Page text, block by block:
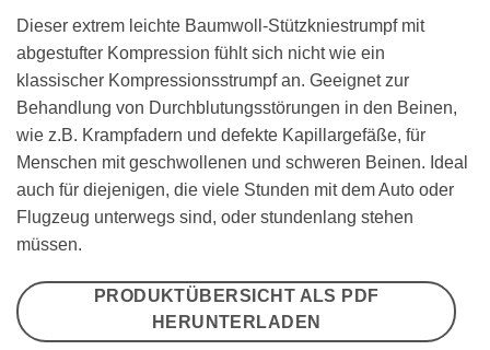
Dieser extrem leichte Baumwoll-Stützkniestrumpf mit
abgestufter Kompression fühlt sich nicht wie ein
klassischer Kompressionsstrumpf an. Geeignet zur
Behandlung von Durchblutungsstörungen in den Beinen,
wie z.B. Krampfadern und defekte Kapillargefäße, für
Menschen mit geschwollenen und schweren Beinen. Ideal
auch für diejenigen, die viele Stunden mit dem Auto oder
Flugzeug unterwegs sind, oder stundenlang stehen
müssen.
PRODUKTÜBERSICHT ALS PDF
HERUNTERLADEN